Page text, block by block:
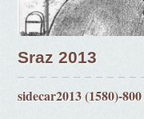
Sraz 2013
sidecar2013 (1580)-800